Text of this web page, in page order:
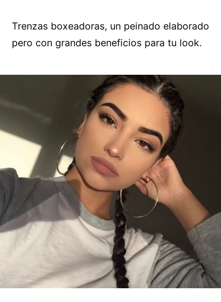
Trenzas boxeadoras, un peinado elaborado
pero con grandes beneficios para tu look.